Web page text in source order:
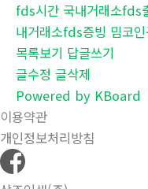
fds시간 국내거래소fds
내거래소fds증빙 밈코
목록보기 답글쓰기
글수정 글삭제
Powered by KBoard
이용약관
개인정보처리방침